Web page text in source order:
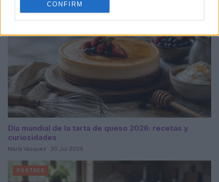
CONFIRM
Día mundial de la tarta de queso 2026: recetas y
curiosidades
María Vázquez · 30 Jul 2026
POSTRES